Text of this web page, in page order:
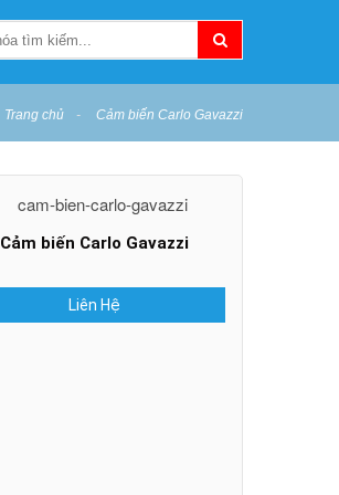
Trang chủ Cảm biến Carlo Gavazzi
Cảm biến Carlo Gavazzi
Liên Hệ